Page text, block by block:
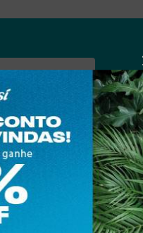
e suas marcas.